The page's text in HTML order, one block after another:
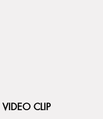
VIDEO CLIP